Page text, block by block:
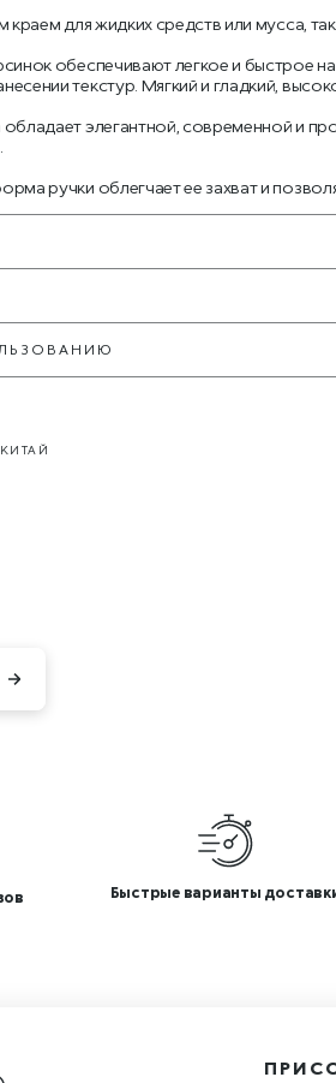
краем для жидких средств или мусса,
обеспечивают легкое и быстрое
текстур. Мягкий и гладкий,
элегантной, современной и
ручки облегчает ее захват и
Быстрые варианты